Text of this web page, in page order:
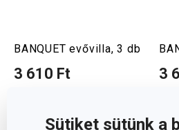
Sütiket sütünk a
BANQUET evővilla, 3 db
3 610 Ft 3